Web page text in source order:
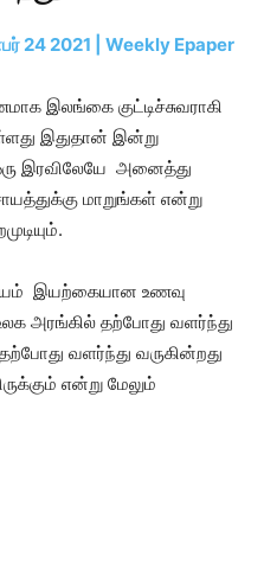
24 2021 | Weekly Epaper
இலங்கை குட்டிச்சுவராகி
இதுதான் இன்று
இரவிலேயே அனைத்து
மாறுங்கள் என்று
இயற்கையான உணவு
அரங்கில் தற்போது வளர்ந்து
வளர்ந்து வருகின்றது
என்று மேலும்